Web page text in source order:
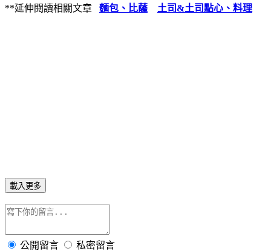
**延伸閱讀相關文章 麵包、比薩 土司&土司點心、料理
載入更多
公開留言 私密留言